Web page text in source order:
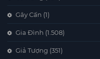
Gây Cấn (1)
Gia Đình (1.508)
Giả Tượng (351)